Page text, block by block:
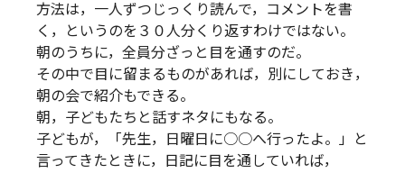
方法は，一人ずつじっくり読んで，コメントを書
く，というのを３０人分くり返すわけではない。
朝のうちに，全員分ざっと目を通すのだ。
その中で目に留まるものがあれば，別にしておき，
朝の会で紹介もできる。
朝，子どもたちと話すネタにもなる。
子どもが，「先生，日曜日に○○へ行ったよ。」と
言ってきたときに，日記に目を通していれば，